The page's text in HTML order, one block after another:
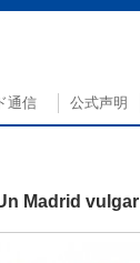
通信 公式声明
Madrid vulgar